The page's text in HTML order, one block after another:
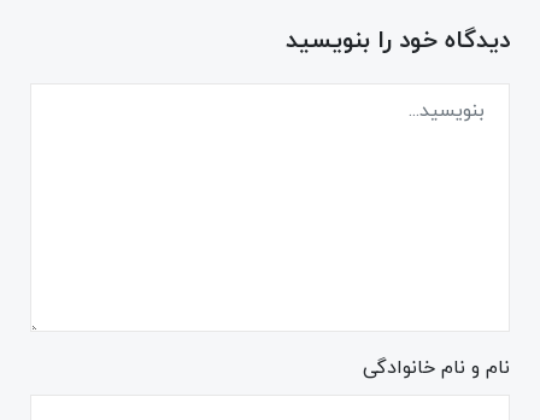
دیدگاه خود را بنویسید
نام و نام خانوادگی